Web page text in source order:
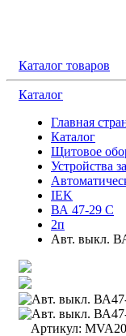
Каталог товаров
Каталог
Главная
Каталог
Щитовое
Устройства
IEK
ВА 47-29 С
2п
Авт. выкл.
Артикул: